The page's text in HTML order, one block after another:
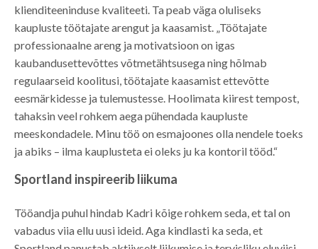
klienditeeninduse kvaliteeti. Ta peab väga oluliseks
kaupluste töötajate arengut ja kaasamist. „Töötajate
professionaalne areng ja motivatsioon on igas
kaubandusettevõttes võtmetähtsusega ning hõlmab
regulaarseid koolitusi, töötajate kaasamist ettevõtte
eesmärkidesse ja tulemustesse. Hoolimata kiirest tempost,
tahaksin veel rohkem aega pühendada kaupluste
meeskondadele. Minu töö on esmajoones olla nendele toeks
ja abiks – ilma kauplusteta ei oleks ju ka kontoril tööd.“
Sportland inspireerib liikuma
Tööandja puhul hindab Kadri kõige rohkem seda, et tal on
vabadus viia ellu uusi ideid. Aga kindlasti ka seda, et